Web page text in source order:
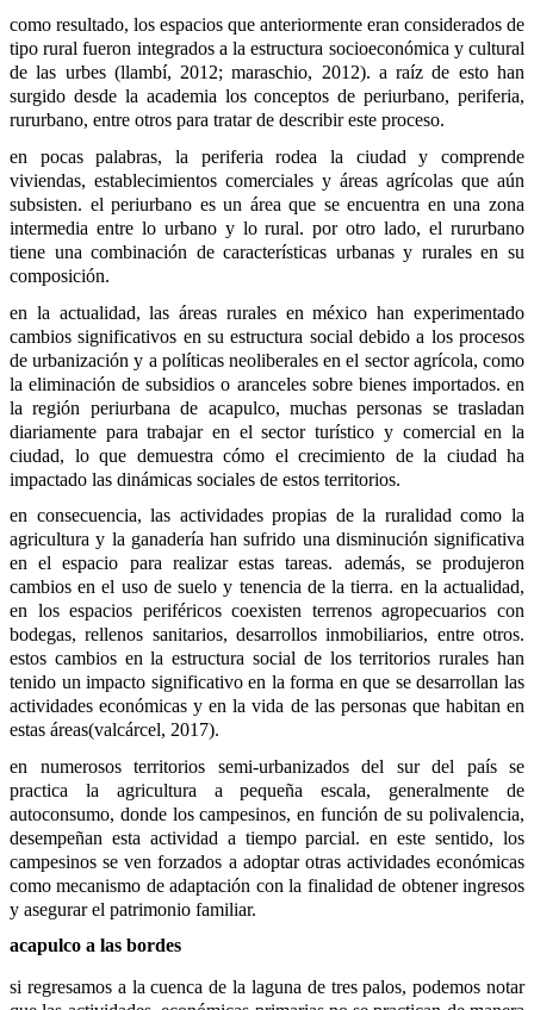
como resultado, los espacios que anteriormente eran considerados de
tipo rural fueron integrados a la estructura socioeconómica y cultural
de las urbes (llambí, 2012; maraschio, 2012). a raíz de esto han
surgido desde la academia los conceptos de periurbano, periferia,
rururbano, entre otros para tratar de describir este proceso.
en pocas palabras, la periferia rodea la ciudad y comprende
viviendas, establecimientos comerciales y áreas agrícolas que aún
subsisten. el periurbano es un área que se encuentra en una zona
intermedia entre lo urbano y lo rural. por otro lado, el rururbano
tiene una combinación de características urbanas y rurales en su
composición.
en la actualidad, las áreas rurales en méxico han experimentado
cambios significativos en su estructura social debido a los procesos
de urbanización y a políticas neoliberales en el sector agrícola, como
la eliminación de subsidios o aranceles sobre bienes importados. en
la región periurbana de acapulco, muchas personas se trasladan
diariamente para trabajar en el sector turístico y comercial en la
ciudad, lo que demuestra cómo el crecimiento de la ciudad ha
impactado las dinámicas sociales de estos territorios.
en consecuencia, las actividades propias de la ruralidad como la
agricultura y la ganadería han sufrido una disminución significativa
en el espacio para realizar estas tareas. además, se produjeron
cambios en el uso de suelo y tenencia de la tierra. en la actualidad,
en los espacios periféricos coexisten terrenos agropecuarios con
bodegas, rellenos sanitarios, desarrollos inmobiliarios, entre otros.
estos cambios en la estructura social de los territorios rurales han
tenido un impacto significativo en la forma en que se desarrollan las
actividades económicas y en la vida de las personas que habitan en
estas áreas(valcárcel, 2017).
en numerosos territorios semi-urbanizados del sur del país se
practica la agricultura a pequeña escala, generalmente de
autoconsumo, donde los campesinos, en función de su polivalencia,
desempeñan esta actividad a tiempo parcial. en este sentido, los
campesinos se ven forzados a adoptar otras actividades económicas
como mecanismo de adaptación con la finalidad de obtener ingresos
y asegurar el patrimonio familiar.
acapulco a las bordes
si regresamos a la cuenca de la laguna de tres palos, podemos notar